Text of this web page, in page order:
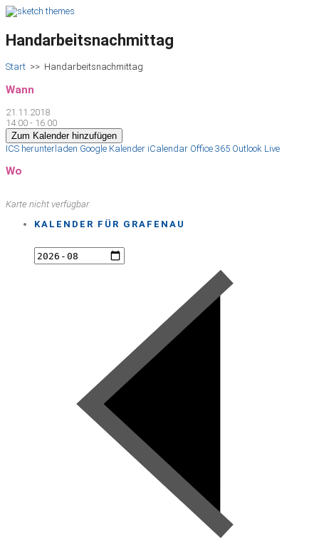
Handarbeitsnachmittag
Start >> Handarbeitsnachmittag
Wann
21.11.2018
14:00 - 16:00
Zum Kalender hinzufügen
ICS herunterladen Google Kalender iCalendar Office 365 Outlook Live
Wo
Karte nicht verfügbar
KALENDER FÜR GRAFENAU